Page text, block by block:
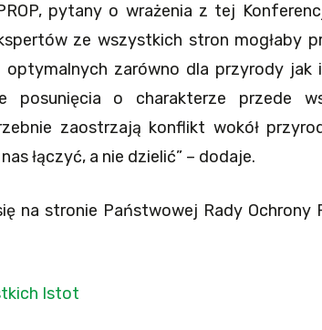
pytany o wrażenia z tej
ze wszystkich stron mogłaby
zarówno dla przyrody jak
posunięcia o charakterze przede
zaostrzają konflikt wokół
łączyć, a nie dzielić” – dodaje.
na stronie Państwowej Rady Ochrony
Istot